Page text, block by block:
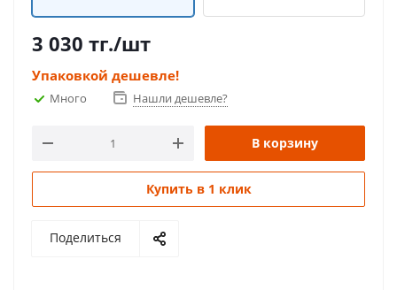
3 030 тг./шт
Упаковкой дешевле!
Много Нашли дешевле?
В корзину
Купить в 1 клик
Поделиться